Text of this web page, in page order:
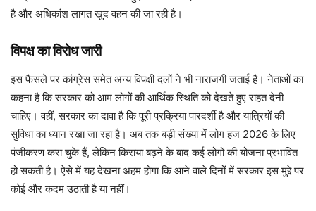
है और अधिकांश लागत खुद वहन की जा रही है।
विपक्ष का विरोध जारी
इस फैसले पर कांग्रेस समेत अन्य विपक्षी दलों ने भी नाराजगी जताई है। नेताओं का
कहना है कि सरकार को आम लोगों की आर्थिक स्थिति को देखते हुए राहत देनी
चाहिए। वहीं, सरकार का दावा है कि पूरी प्रक्रिया पारदर्शी है और यात्रियों की
सुविधा का ध्यान रखा जा रहा है। अब तक बड़ी संख्या में लोग हज 2026 के लिए
पंजीकरण करा चुके हैं, लेकिन किराया बढ़ने के बाद कई लोगों की योजना प्रभावित
हो सकती है। ऐसे में यह देखना अहम होगा कि आने वाले दिनों में सरकार इस मुद्दे पर
कोई और कदम उठाती है या नहीं।